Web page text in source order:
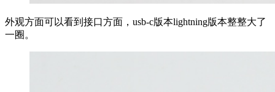
外观方面可以看到接口方面，usb-c版本lightning版本整整大了
一圈。